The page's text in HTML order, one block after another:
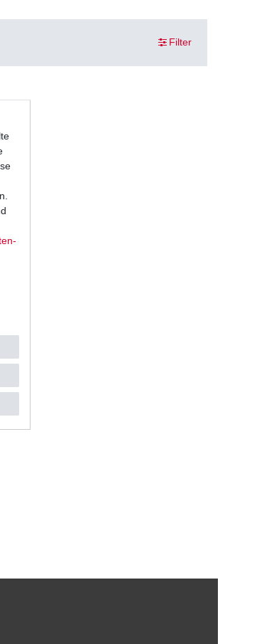
Filter